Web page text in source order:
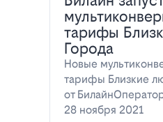
тарифы
Города
Новые
тарифы Близкие
от
новых и действ…
28 ноября 2021